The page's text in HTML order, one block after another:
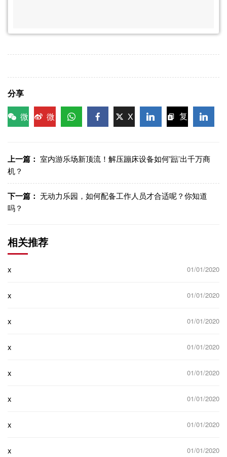
分享
微
微
X
复
接
上一篇： 室内游乐场新顶流！解压蹦床设备如何'蹦'出千万商
机？
下一篇： 无动力乐园，如何配备工作人员才合适呢？你知道
吗？
相关推荐
x 01/01/2020
x 01/01/2020
x 01/01/2020
x 01/01/2020
x 01/01/2020
x 01/01/2020
x 01/01/2020
x 01/01/2020